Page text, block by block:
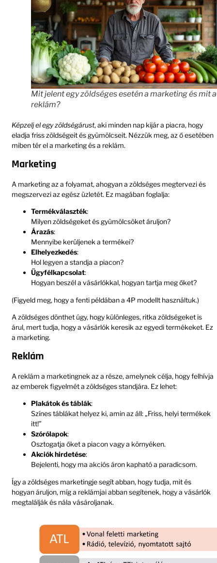
Mit jelent egy zöldséges esetén a marketing és mit a
reklám?
Képzelj el egy zöldségárust, aki minden nap kijár a piacra, hogy
eladja friss zöldségeit és gyümölcseit. Nézzük meg, az ő esetében
miben tér el a marketing és a reklám.
Marketing
A marketing az a folyamat, ahogyan a zöldséges megtervezi és
megszervezi az egész üzletét. Ez magában foglalja:
Termékválaszték:
Milyen zöldségeket és gyümölcsöket áruljon?
Árazás:
Mennyibe kerüljenek a termékei?
Elhelyezkedés:
Hol legyen a standja a piacon?
Ügyfélkapcsolat:
Hogyan beszél a vásárlókkal, hogyan tartja meg őket?
(Figyeld meg, hogy a fenti példában a 4P modellt használtuk.)
A zöldséges dönthet úgy, hogy különleges, ritka zöldségeket is
árul, mert tudja, hogy a vásárlók keresik az egyedi termékeket. Ez
a marketing.
Reklám
A reklám a marketingnek az a része, amelynek célja, hogy felhívja
az emberek figyelmét a zöldséges standjára. Ez lehet:
Plakátok és táblák:
Színes táblákat helyez ki, amin az áll: „Friss, helyi termékek
itt!”
Szórólapok:
Osztogatja őket a piacon vagy a környéken.
Akciók hirdetése:
Bejelenti, hogy ma akciós áron kapható a paradicsom.
Így a zöldséges marketingje segít abban, hogy tudja, mit és
hogyan áruljon, míg a reklámjai abban segítenek, hogy a vásárlók
megtalálják és nála vásároljanak.